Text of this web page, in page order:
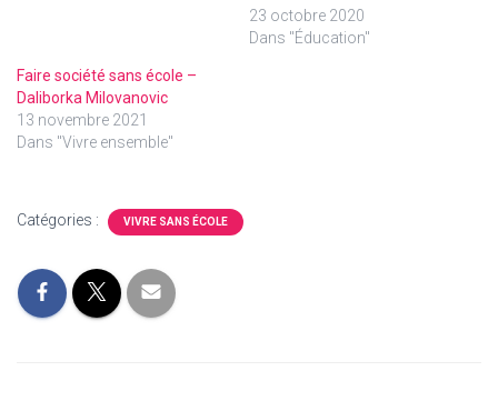
23 octobre 2020
Dans "Éducation"
Faire société sans école –
Daliborka Milovanovic
13 novembre 2021
Dans "Vivre ensemble"
Catégories : VIVRE SANS ÉCOLE